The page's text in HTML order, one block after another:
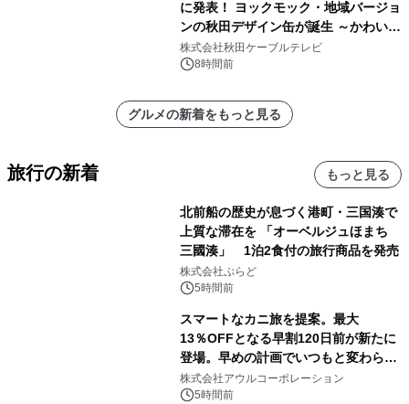
に発表！ ヨックモック・地域バージョ
ンの秋田デザイン缶が誕生 ～かわいい
秋田犬の子犬と秋田の四季と名所を巡
るパッケージ～ 9月1日(火)秋田県内で
株式会社秋田ケーブルテレビ
8時間前
グルメの新着をもっと見る
旅行の新着 もっと見る
北前船の歴史が息づく港町・三国湊で
上質な滞在を 「オーベルジュほまち
三國湊」 1泊2食付の旅行商品を発売
株式会社ぷらど
5時間前
スマートなカニ旅を提案。最大
13％OFFとなる早割120日前が新たに
登場。早めの計画でいつもと変わらぬ
大人の冬旅を。ー夕日ヶ浦温泉「佳松
苑 別邸ふうか」ー
株式会社アウルコーポレーション
5時間前